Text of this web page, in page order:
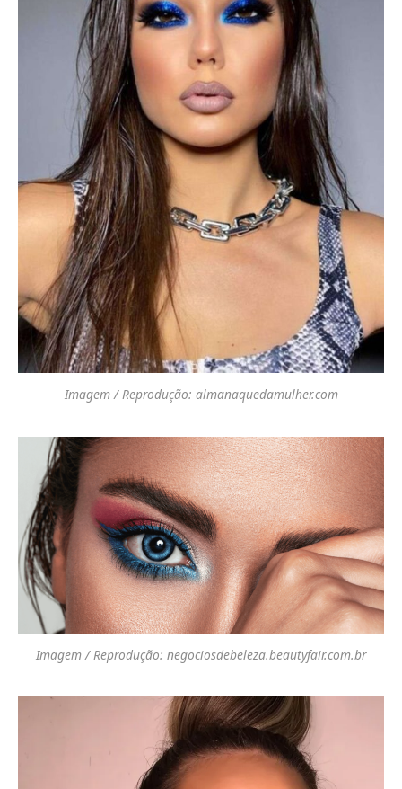
Imagem / Reprodução: almanaquedamulher.com
Imagem / Reprodução: negociosdebeleza.beautyfair.com.br